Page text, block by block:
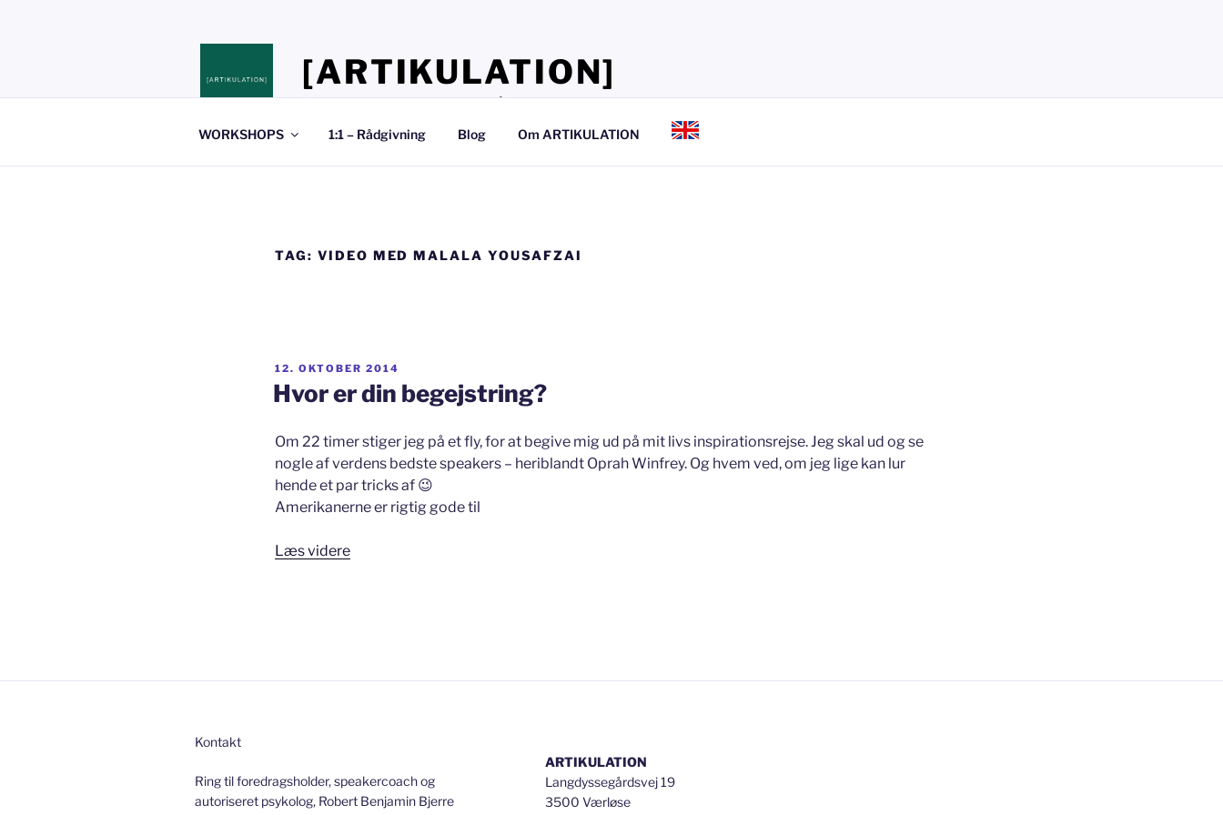
[ARTIKULATION]
Stedet hvor du lærer, at tale så det kan mærkes
WORKSHOPS 1:1 – Rådgivning Blog Om ARTIKULATION
TAG: VIDEO MED MALALA YOUSAFZAI
UDGIVET
DEN
12. OKTOBER 2014
Hvor er din begejstring?
Om 22 timer stiger jeg på et fly, for at begive mig ud på mit livs inspirationsrejse. Jeg skal ud og se
nogle af verdens bedste speakers – heriblandt Oprah Winfrey. Og hvem ved, om jeg lige kan lur
hende et par tricks af 😉
Amerikanerne er rigtig gode til
Læs videre“Hvor
Kontakt
Ring til foredragsholder, speakercoach og
autoriseret psykolog, Robert Benjamin Bjerre
ARTIKULATION
Langdyssegårdsvej 19
3500 Værløse